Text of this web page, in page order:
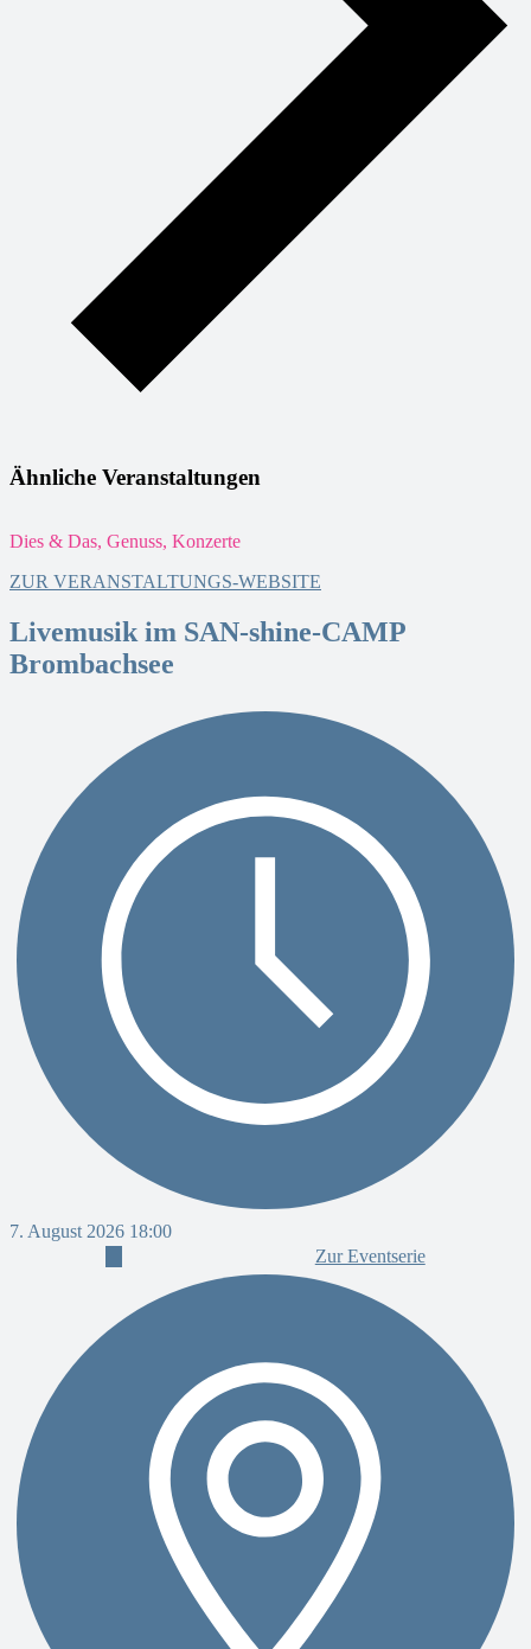
Ähnliche Veranstaltungen
Dies & Das, Genuss, Konzerte
ZUR VERANSTALTUNGS-WEBSITE
Livemusik im SAN-shine-CAMP
Brombachsee
7. August 2026 18:00
Zur Eventserie